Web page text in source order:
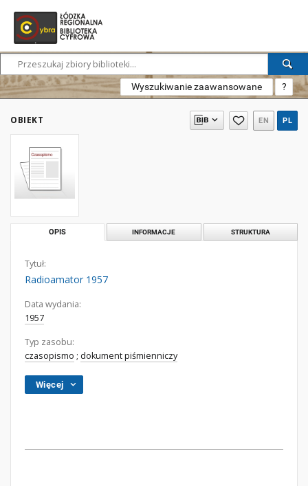
Wyszukiwanie zaawansowane ?
OBIEKT EN PL
OPIS INFORMACJE STRUKTURA
Tytuł:
Radioamator 1957
Data wydania:
1957
Typ zasobu:
czasopismo ; dokument piśmienniczy
Więcej